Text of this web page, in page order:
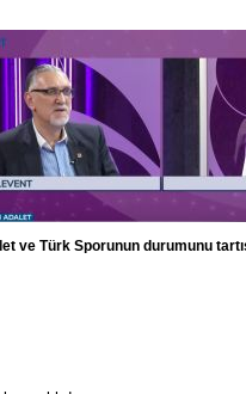
ve Türk Sporunun durumunu